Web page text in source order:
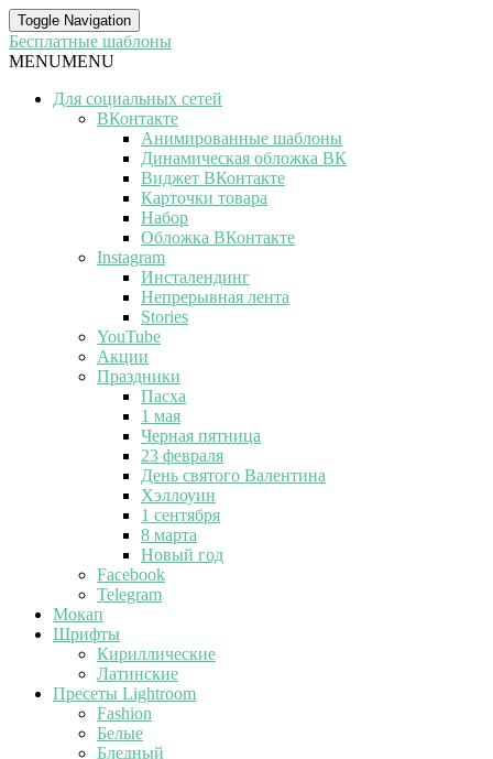
Toggle Navigation
Бесплатные шаблоны
MENUMENU
Для социальных сетей
ВКонтакте
Анимированные шаблоны
Динамическая обложка ВК
Виджет ВКонтакте
Карточки товара
Набор
Обложка ВКонтакте
Instagram
Инсталендинг
Непрерывная лента
Stories
YouTube
Акции
Праздники
Пасха
1 мая
Черная пятница
23 февраля
День святого Валентина
Хэллоуин
1 сентября
8 марта
Новый год
Facebook
Telegram
Мокап
Шрифты
Кириллические
Латинские
Пресеты Lightroom
Fashion
Белые
Бледный